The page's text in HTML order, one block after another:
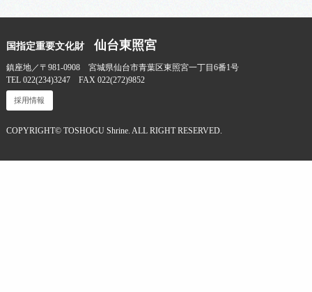
国指定重要文化財 仙台東照宮
鎮座地／〒981-0908 宮城県仙台市青葉区東照宮一丁目6番1号
TEL 022(234)3247 FAX 022(272)9852
採用情報
COPYRIGHT© TOSHOGU Shrine. ALL RIGHT RESERVED.